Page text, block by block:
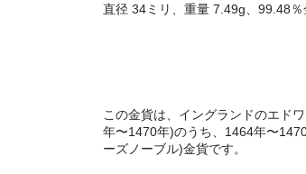
直径 34ミリ、重量 7.49g、99.48％
この金貨は、イングランドのエド
年〜1470年)のうち、1464年〜
ーズノーブル)金貨です。